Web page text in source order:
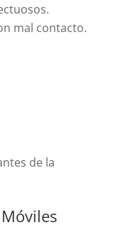
mal contacto.
de la